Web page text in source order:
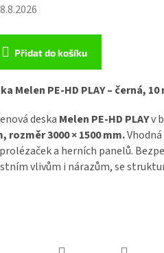
Přidat do košíku
Melen PE-HD PLAY – černá, 10
deska Melen PE-HD PLAYv
rozměr 3000 × 1500 mm.
a herních panelů.
vlivům i nárazům, se